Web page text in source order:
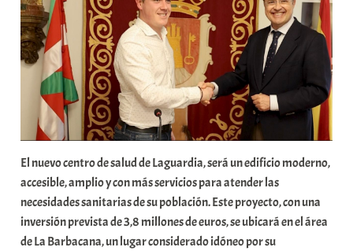
a
E
r
i
o
K
El nuevo centro de salud de Laguardia, será un edificio moderno,
accesible, amplio y con más servicios para atender las
necesidades sanitarias de su población. Este proyecto, con una
inversión prevista de 3,8 millones de euros, se ubicará en el área
de La Barbacana, un lugar considerado idóneo por su